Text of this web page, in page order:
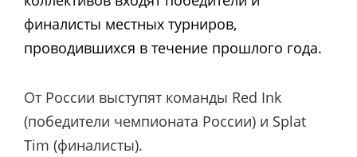
финалисты местных турниров,
проводившихся в течение прошлого года.
От России выступят команды Red Ink
(победители чемпионата России) и Splat
Tim (финалисты).